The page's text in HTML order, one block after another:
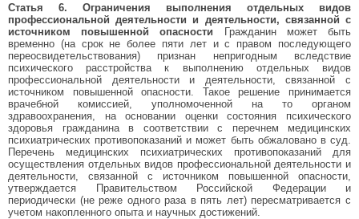
Статья 6. Ограничения выполнения отдельных видов
профессиональной деятельности и деятельности, связанной с
источником повышенной опасности Гражданин может быть
временно (на срок не более пяти лет и с правом последующего
переосвидетельствования) признан непригодным вследствие
психического расстройства к выполнению отдельных видов
профессиональной деятельности и деятельности, связанной с
источником повышенной опасности. Такое решение принимается
врачебной комиссией, уполномоченной на то органом
здравоохранения, на основании оценки состояния психического
здоровья гражданина в соответствии с перечнем медицинских
психиатрических противопоказаний и может быть обжаловано в суд.
Перечень медицинских психиатрических противопоказаний для
осуществления отдельных видов профессиональной деятельности и
деятельности, связанной с источником повышенной опасности,
утверждается Правительством Российской Федерации и
периодически (не реже одного раза в пять лет) пересматривается с
учетом накопленного опыта и научных достижений.